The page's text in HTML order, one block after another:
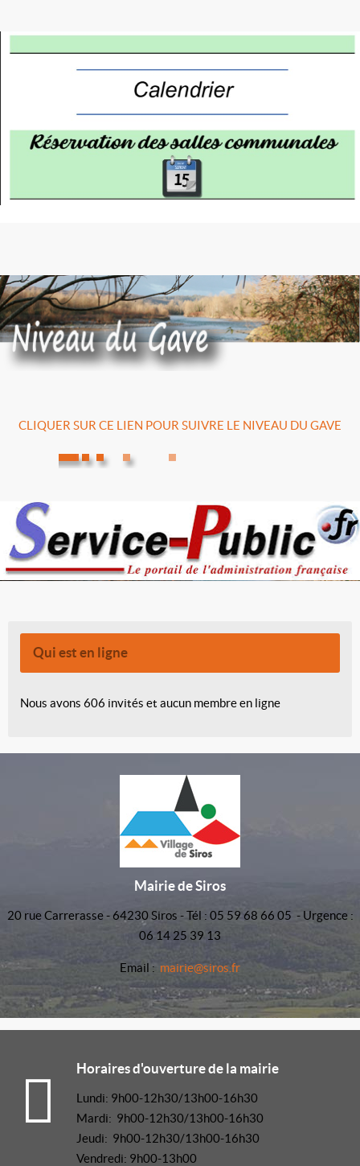
CLIQUER SUR CE LIEN POUR SUIVRE LE NIVEAU DU GAVE
Qui est en ligne
Nous avons 606 invités et aucun membre en ligne
Mairie de Siros
20 rue Carrerasse - 64230 Siros - Tél : 05 59 68 66 05 - Urgence :
06 14 25 39 13
Email : mairie@siros.fr
Horaires d'ouverture de la mairie
Lundi: 9h00-12h30/13h00-16h30
Mardi: 9h00-12h30/13h00-16h30
Jeudi: 9h00-12h30/13h00-16h30
Vendredi: 9h00-13h00